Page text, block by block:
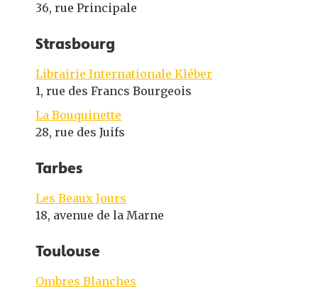
36, rue Principale
Strasbourg
Librairie Internationale Kléber
1, rue des Francs Bourgeois
La Bouquinette
28, rue des Juifs
Tarbes
Les Beaux Jours
18, avenue de la Marne
Toulouse
Ombres Blanches